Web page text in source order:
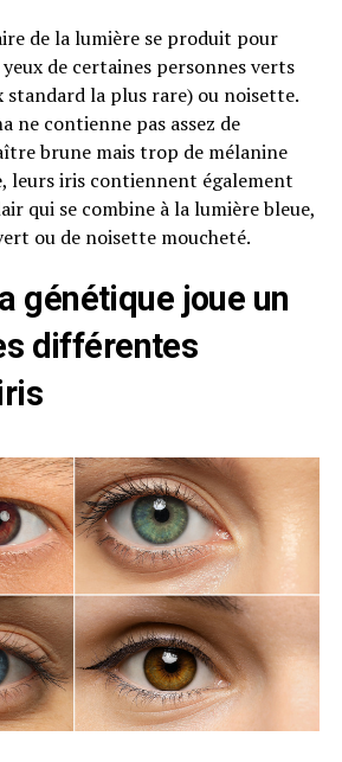
de la lumière se produit pour
de certaines personnes verts
standard la plus rare) ou noisette.
ne contienne pas assez de
brune mais trop de mélanine
leurs iris contiennent également
qui se combine à la lumière bleue,
ou de noisette moucheté.
génétique joue un
différentes